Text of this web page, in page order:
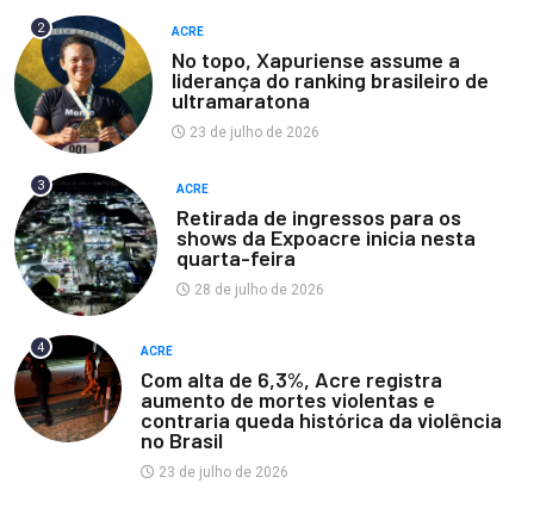
2 ACRE
No topo, Xapuriense assume a
liderança do ranking brasileiro de
ultramaratona
23 de julho de 2026
3 ACRE
Retirada de ingressos para os
shows da Expoacre inicia nesta
quarta-feira
28 de julho de 2026
4 ACRE
Com alta de 6,3%, Acre registra
aumento de mortes violentas e
contraria queda histórica da violência
no Brasil
23 de julho de 2026